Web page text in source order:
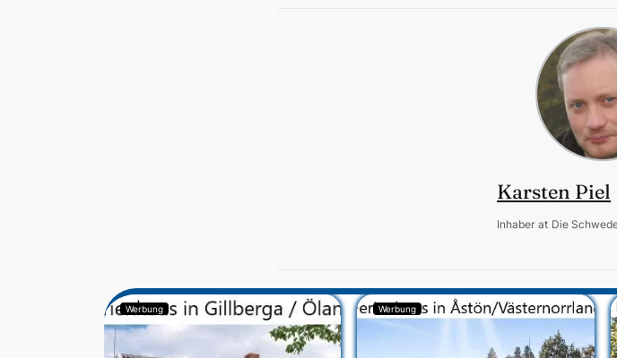
Karsten Piel
Inhaber at Die
Werbung Werbung